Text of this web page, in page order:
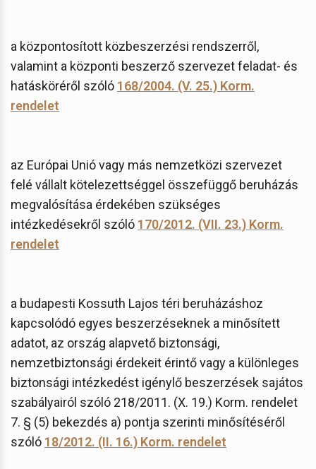
a központosított közbeszerzési rendszerről,
valamint a központi beszerző szervezet feladat- és
hatásköréről szóló 168/2004. (V. 25.) Korm.
rendelet
az Európai Unió vagy más nemzetközi szervezet
felé vállalt kötelezettséggel összefüggő beruházás
megvalósítása érdekében szükséges
intézkedésekről szóló 170/2012. (VII. 23.) Korm.
rendelet
a budapesti Kossuth Lajos téri beruházáshoz
kapcsolódó egyes beszerzéseknek a minősített
adatot, az ország alapvető biztonsági,
nemzetbiztonsági érdekeit érintő vagy a különleges
biztonsági intézkedést igénylő beszerzések sajátos
szabályairól szóló 218/2011. (X. 19.) Korm. rendelet
7. § (5) bekezdés a) pontja szerinti minősítéséről
szóló 18/2012. (II. 16.) Korm. rendelet